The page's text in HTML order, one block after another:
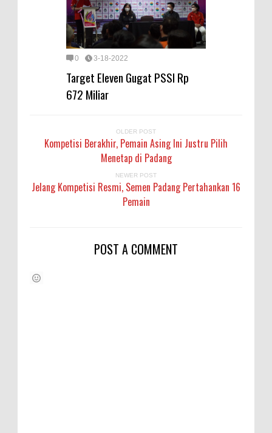
0 3-18-2022
Target Eleven Gugat PSSI Rp
672 Miliar
OLDER POST
Kompetisi Berakhir, Pemain Asing Ini Justru Pilih
Menetap di Padang
NEWER POST
Jelang Kompetisi Resmi, Semen Padang Pertahankan 16
Pemain
POST A COMMENT